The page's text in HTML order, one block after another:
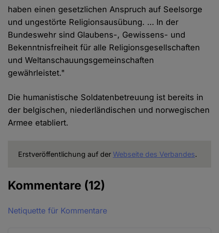
haben einen gesetzlichen Anspruch auf Seelsorge
und ungestörte Religionsausübung. … In der
Bundeswehr sind Glaubens-, Gewissens- und
Bekenntnisfreiheit für alle Religionsgesellschaften
und Weltanschauungsgemeinschaften
gewährleistet."
Die humanistische Soldatenbetreuung ist bereits in
der belgischen, niederländischen und norwegischen
Armee etabliert.
Erstveröffentlichung auf der Webseite des Verbandes.
Kommentare (12)
Netiquette für Kommentare